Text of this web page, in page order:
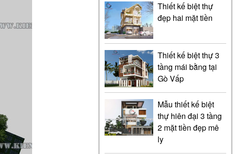
Thiết kế biệt thự
đẹp hai mặt tiền
Thiết kế biệt thự 3
tầng mái bằng tại
Gò Vấp
Mẫu thiết kế biệt
thự hiên đại 3 tầng
2 mặt tiền đẹp mê
ly